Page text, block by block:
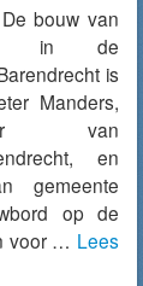
bouw van
in de
is
Manders,
van
en
gemeente
op de
voor … Lees